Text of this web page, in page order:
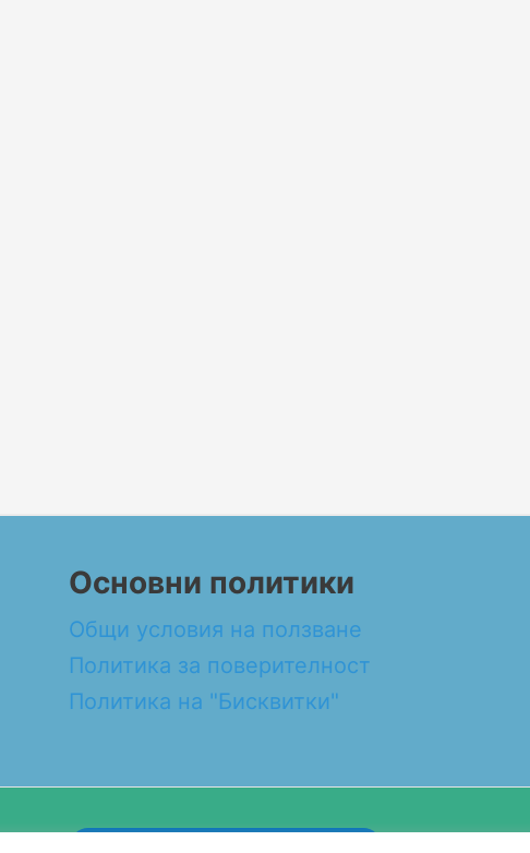
Основни политики
Общи условия на ползване
Политика за поверителност
Политика на "Бисквитки"